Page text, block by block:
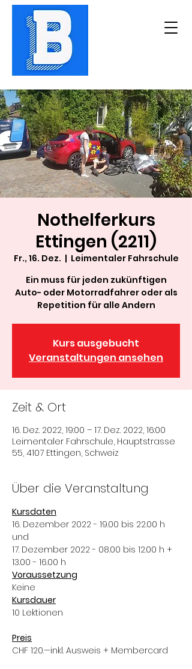
Nothelferkurs
Ettingen (2211)
Fr., 16. Dez.
  |
Leimentaler Fahrschule
Ein muss für jeden zukünftigen
Auto- oder Motorradfahrer oder als
Repetition für alle Andern
Kurs ausgebucht
Veranstaltungen ansehen
Zeit & Ort
16. Dez. 2022, 19:00 – 17. Dez. 2022, 16:00
Leimentaler Fahrschule, Hauptstrasse
55, 4107 Ettingen, Schweiz
Über die Veranstaltung
Kursdaten
16. Dezember 2022 - 19.00 bis 22.00 h
und
17. Dezember 2022 - 08.00 bis 12.00 h +
13.00 - 16.00 h
Voraussetzung
Keine
Kursdauer
10 Lektionen
Preis
CHF 120.—inkl. Ausweis + Membercard